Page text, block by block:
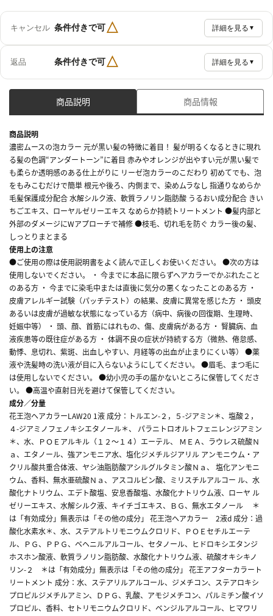
キャンセル 条件付きで可△ 詳細を見る ▼
返品 条件付きで可△ 詳細を見る ▼
商品説明 商品情報
商品説明
濃密ムースの泡カラー 元が黒い髪の特徴に着目！ 髪が明るくなるときに現れ
る髪の色調“アンダートーン”に着目 赤みやオレンジが出やすい元が黒い髪で
も柔らか透明感のある仕上がりに リーゼ泡カラーのこだわり 初めてでも、泡
をもみこむだけで簡単 根元や後ろ、内側まで、染めムラなし 指通りなめらか
毛髪保護成分配合 水解シルク液、軟質ラノリン脂肪酸 うるおい成分配合 きい
ちごエキス、ローヤルゼリーエキス なめらか持続トリートメント ●髪内部と
外部のダメージにWアプローチで補修 ●枝毛、切れ毛を防ぐ カラー後の髪、
しっとりまとまる
使用上の注意
●ご使用の際は使用説明書をよく読んで正しくお使いください。 ●次の方は
使用しないでください。 ・ 今までに本品に限らずヘアカラーでかぶれたこと
のある方 ・ 今までに染毛中または直後に気分の悪くなったことのある方 ・
皮膚アレルギー試験（パッチテスト）の結果、皮膚に異常を感じた方 ・ 頭皮
あるいは皮膚が過敏な状態になっている方（病中、病後の回復期、生理時、
妊娠中等） ・ 頭、顔、首筋にはれもの、傷、皮膚病がある方 ・ 腎臓病、血
液疾患等の既往症がある方 ・ 体調不良の症状が持続する方（微熱、倦怠感、
動悸、息切れ、紫斑、出血しやすい、月経等の出血が止まりにくい等） ●薬
液や洗髪時の洗い液が目に入らないようにしてください。 ●眉毛、まつ毛に
は使用しないでください。 ●幼小児の手の届かないところに保管してくださ
い。 ●高温や直射日光を避けて保管してください。
成分／分量
花王泡ヘアカラーLAW20 1液 成分：トルエン-２，５-ジアミン＊、塩酸２，
４-ジアミノフェノキシエタノール＊、 パラニトロオルトフェニレンジアミン
＊、水、ＰＯＥアルキル（１２～１４）エーテル、 ＭＥＡ、ラウレス硫酸Ｎ
ａ、エタノール、強アンモニア水、塩化ジメチルジアリル アンモニウム・ア
クリル酸共重合体液、ヤシ油脂肪酸アシルグルタミン酸Ｎａ、 塩化アンモニ
ウム、香料、無水亜硫酸Ｎａ、アスコルビン酸、ミリスチルアルコー ル、水
酸化ナトリウム、エデト酸塩、安息香酸塩、水酸化ナトリウム液、ローヤ ル
ゼリーエキス、水解シルク液、キイチゴエキス、ＢＧ、無水エタノール ＊
は「有効成分」無表示は「その他の成分」 花王泡ヘアカラー 2液d 成分：過
酸化水素水＊、水、ステアルトリモニウムクロリド、ＰＯＥセチルエーテ
ル、ＰＧ、ＰＰＧ、ベヘニルアルコール、セタノール、ヒドロキシエタンジ
ホスホン酸液、軟質ラノリン脂肪酸、水酸化ナトリウム液、硫酸オキシキノ
リン-２ ＊は「有効成分」無表示は「その他の成分」 花王アフターカラート
リートメント 成分：水、ステアリルアルコール、ジメチコン、ステアロキシ
プロピルジメチルアミン、ＤＰＧ、乳酸、アモジメチコン、パルミチン酸イソ
プロピル、香料、セトリモニウムクロリド、ベンジルアルコール、ヒマワリ